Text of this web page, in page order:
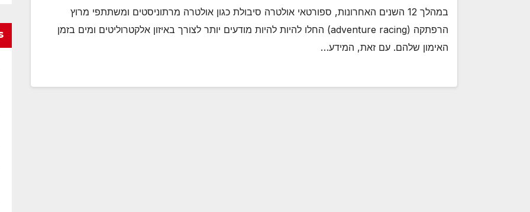
במהלך 12 השנים האחרונות, ספורטאי אולטרה סיבולת כגון אולטרה מרתוניסטים ומשתתפי מרוץ
הרפתקה (adventure racing) החלו להיות להיות מודעים יותר לצורך באיזון אלקטרוליטים ומים בזמן
האימון שלהם. עם זאת, המידע…